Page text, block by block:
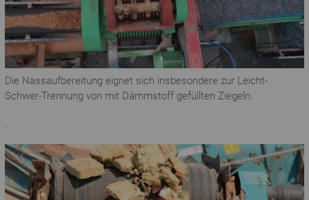
Die Nassaufbereitung eignet sich insbesondere zur Leicht-
Schwer-Trennung von mit Dämmstoff gefüllten Ziegeln.